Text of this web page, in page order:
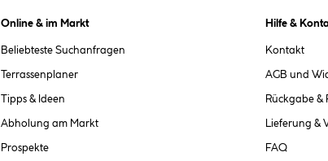
Online & im Markt
Beliebteste Suchanfragen
Terrassenplaner
Tipps & Ideen
Abholung am Markt
Prospekte
Hilfe &
Kontakt
AGB und
Rückgabe &
Lieferung &
FAQ